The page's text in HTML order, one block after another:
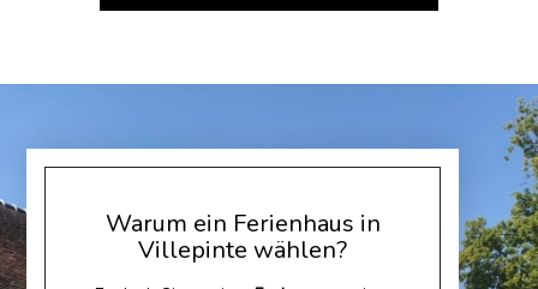
Warum ein Ferienhaus in
Villepinte wählen?